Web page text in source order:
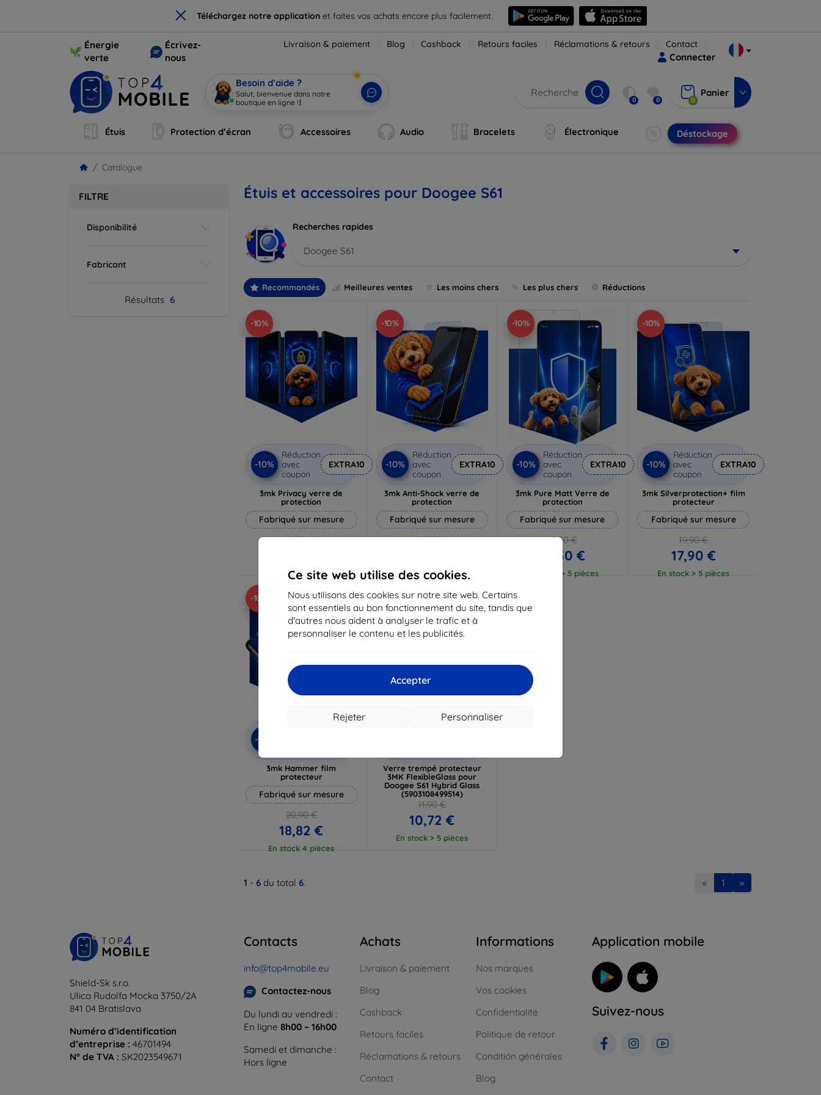
× Téléchargez notre application et faites vos achats encore plus facilement.
Ce site web utilise des cookies.
Nous utilisons des cookies sur notre site web. Certains
sont essentiels au bon fonctionnement du site, tandis que
d'autres nous aident à analyser le trafic et à
personnaliser le contenu et les publicités.
Accepter
Personnaliser
Rejeter
Énergie
verte
Écrivez-
nous
Livraison & paiement Blog Cashback Retours faciles Réclamations & retours Contact
Connecter
Besoin d’aide ?
Salut, bienvenue dans notre
boutique en ligne !| 0 0 0
Panier
Étuis Protection d’écran Accessoires Audio Bracelets Électronique Déstockage
Catalogue
FILTRE
Disponibilité
Fabricant
Résultats 6
Étuis et accessoires pour Doogee S61
Recherches rapides
Doogee S61
Recommandés Meilleures ventes Les moins chers Les plus chers Réductions
-10%
-10%
Réduction
avec
coupon
EXTRA10
3mk Privacy verre de
protection
Fabriqué sur mesure
21,90 €
En stock 3 pièces
-10%
-10%
Réduction
avec
coupon
EXTRA10
3mk Anti-Shock verre de
protection
Fabriqué sur mesure
17,90 €
En stock > 5 pièces
-10%
-10%
Réduction
avec
coupon
EXTRA10
3mk Pure Matt Verre de
protection
Fabriqué sur mesure
13,90 €
12,50 €
En stock > 5 pièces
-10%
-10%
Réduction
avec
coupon
EXTRA10
3mk Silverprotection+ film
protecteur
Fabriqué sur mesure
19,90 €
17,90 €
En stock > 5 pièces
-10%
-10%
3mk Hammer film
protecteur
Fabriqué sur mesure
20,90 €
18,82 €
En stock 4 pièces
-10%
Verre trempé protecteur
3MK FlexibleGlass pour
Doogee S61 Hybrid Glass
(5903108499514)
11,90 €
10,72 €
En stock > 5 pièces
1 - 6 du total 6. « 1 »
Shield-Sk s.r.o.
Ulica Rudolfa Mocka 3750/2A
841 04 Bratislava
Numéro d’identification
d’entreprise : 46701494
N° de TVA : SK2023549671
Contacts
info@top4mobile.eu
Contactez-nous
Du lundi au vendredi :
En ligne 8h00 – 16h00
Samedi et dimanche :
Hors ligne
Achats
Livraison & paiement
Blog
Cashback
Retours faciles
Réclamations & retours
Contact
Informations
Nos marques
Vos cookies
Confidentialité
Politique de retour
Conditión générales
Blog
Application mobile
Suivez-nous